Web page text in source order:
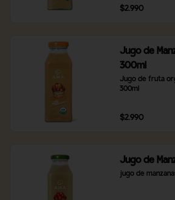
$2.990
Jugo de
300ml
Jugo de fruta
300ml
$2.990
Jugo de
jugo de